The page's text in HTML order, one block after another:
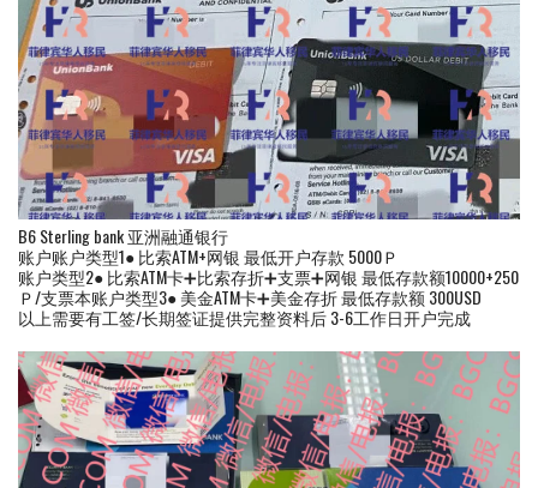
B6 Sterling bank 亚洲融通银行
账户账户类型1● 比索ATM+网银 最低开户存款 5000Ｐ
账户类型2● 比索ATM卡➕比索存折➕支票➕网银 最低存款额10000+250
Ｐ/支票本账户类型3● 美金ATM卡➕美金存折 最低存款额 300USD
以上需要有工签/长期签证提供完整资料后 3-6工作日开户完成